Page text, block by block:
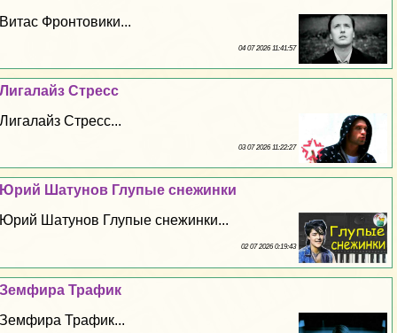
Витас Фронтовики...
04 07 2026 11:41:57
Лигалайз Стресс
Лигалайз Стресс...
03 07 2026 11:22:27
Юрий Шатунов Глупые снежинки
Юрий Шатунов Глупые снежинки...
02 07 2026 0:19:43
Земфира Трафик
Земфира Трафик...